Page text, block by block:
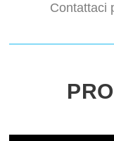
Contattaci